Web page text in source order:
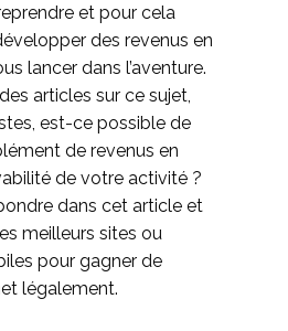
et pour cela
des revenus en
lancer dans l’aventure.
articles sur ce sujet,
est-ce possible de
de revenus en
de votre activité ?
dans cet article et
meilleurs sites ou
pour gagner de
légalement.